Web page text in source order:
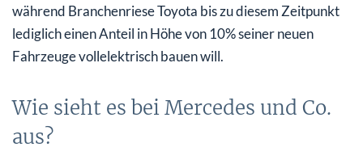
während Branchenriese Toyota bis zu diesem Zeitpunkt
lediglich einen Anteil in Höhe von 10% seiner neuen
Fahrzeuge vollelektrisch bauen will.
Wie sieht es bei Mercedes und Co.
aus?